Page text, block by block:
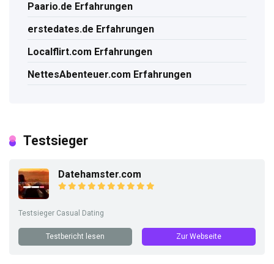
Paario.de Erfahrungen
erstedates.de Erfahrungen
Localflirt.com Erfahrungen
NettesAbenteuer.com Erfahrungen
Testsieger
Datehamster.com
Testsieger Casual Dating
Testbericht lesen Zur Webseite